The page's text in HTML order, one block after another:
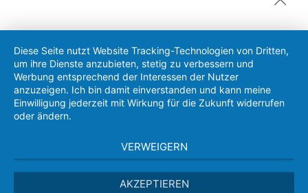
Diese Seite nutzt Website Tracking-Technologien von Dritten,
um ihre Dienste anzubieten, stetig zu verbessern und
Werbung entsprechend der Interessen der Nutzer
anzuzeigen. Ich bin damit einverstanden und kann meine
Einwilligung jederzeit mit Wirkung für die Zukunft widerrufen
oder ändern.
VERWEIGERN
AKZEPTIEREN